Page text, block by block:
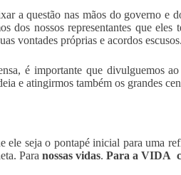
a questão nas mãos do governo e
dos nossos representantes que eles
vontades próprias e acordos escusos.
é importante que divulguemos
e atingirmos também os grandes
ele seja o pontapé inicial para uma
Para nossas vidas. Para a VIDA